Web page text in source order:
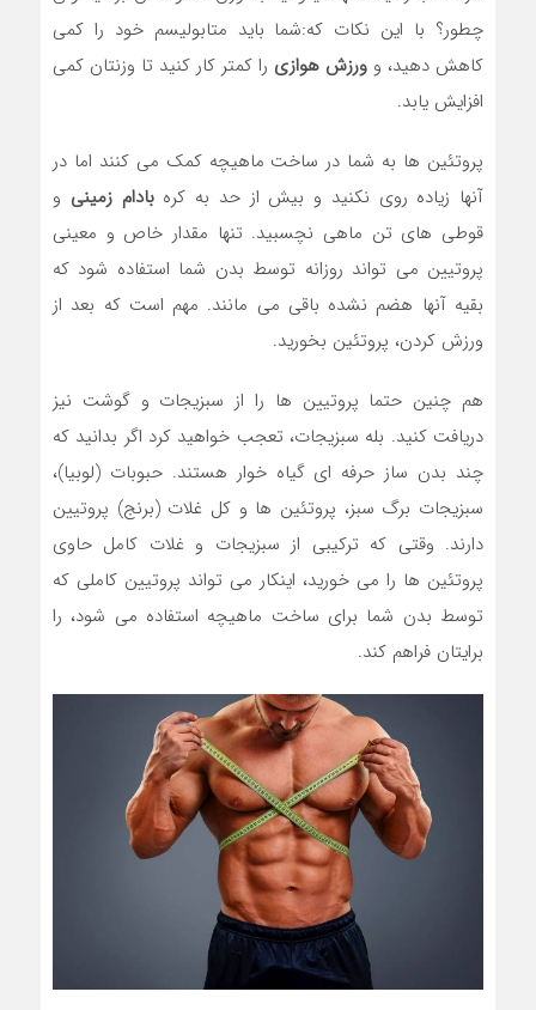
چطور؟ با این نکات که:شما باید متابولیسم خود را کمی
کاهش دهید، و ورزش هوازی را کمتر کار کنید تا وزنتان کمی
افزایش یابد.
پروتئین ها به شما در ساخت ماهیچه کمک می کنند اما در
آنها زیاده روی نکنید و بیش از حد به کرهبادام زمینی و
قوطی های تن ماهی نچسبید. تنها مقدار خاص و معینی
پروتیین می تواند روزانه توسط بدن شما استفاده شود که
بقیه آنها هضم نشده باقی می مانند. مهم است که بعد از
ورزش کردن، پروتئین بخورید.
هم چنین حتما پروتیین ها را از سبزیجات و گوشت نیز
دریافت کنید. بله سبزیجات، تعجب خواهید کرد اگر بدانید که
چند بدن ساز حرفه ای گیاه خوار هستند. حبوبات (لوبیا)،
سبزیجات برگ سبز، پروتئین ها و کل غلات (برنج) پروتیین
دارند. وقتی که ترکیبی از سبزیجات و غلات کامل حاوی
پروتئین ها را می خورید، اینکار می تواند پروتیین کاملی که
توسط بدن شما برای ساخت ماهیچه استفاده می شود، را
برایتان فراهم کند.